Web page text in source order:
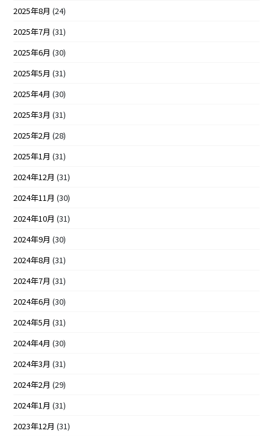
2025年8月 (24)
2025年7月 (31)
2025年6月 (30)
2025年5月 (31)
2025年4月 (30)
2025年3月 (31)
2025年2月 (28)
2025年1月 (31)
2024年12月 (31)
2024年11月 (30)
2024年10月 (31)
2024年9月 (30)
2024年8月 (31)
2024年7月 (31)
2024年6月 (30)
2024年5月 (31)
2024年4月 (30)
2024年3月 (31)
2024年2月 (29)
2024年1月 (31)
2023年12月 (31)